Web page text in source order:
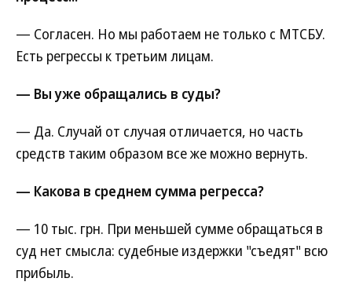
— Согласен. Но мы работаем не только с МТСБУ.
Есть регрессы к третьим лицам.
— Вы уже обращались в суды?
— Да. Случай от случая отличается, но часть
средств таким образом все же можно вернуть.
— Какова в среднем сумма регресса?
— 10 тыс. грн. При меньшей сумме обращаться в
суд нет смысла: судебные издержки "съедят" всю
прибыль.